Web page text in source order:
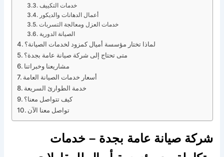
خدمات التكييف
أعمال الدهانات والديكور
خدمات العزل ومعالجة التسربات
الصيانة الدورية
لماذا تختار مؤسسة أميال كمزود لخدمات الصيانة؟
متى تحتاج إلى شركة صيانة عامة بجدة؟
مشاريعنا وخبراتنا
أسعار خدمات الصيانة العامة
خدمة الطوارئ السريعة
كيف تتواصل معنا؟
تواصل معنا الآن
شركة صيانة عامة بجدة – خدمات